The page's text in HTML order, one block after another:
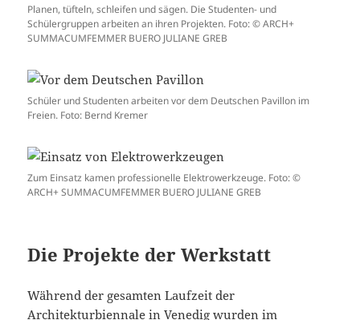
Planen, tüfteln, schleifen und sägen. Die Studenten- und
Schülergruppen arbeiten an ihren Projekten. Foto: © ARCH+
SUMMACUMFEMMER BUERO JULIANE GREB
Schüler und Studenten arbeiten vor dem Deutschen Pavillon im
Freien. Foto: Bernd Kremer
Zum Einsatz kamen professionelle Elektrowerkzeuge. Foto: ©
ARCH+ SUMMACUMFEMMER BUERO JULIANE GREB
Die Projekte der Werkstatt
Während der gesamten Laufzeit der
Architekturbiennale in Venedig wurden im